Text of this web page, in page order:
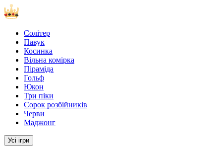
Солітер
Павук
Косинка
Вільна комірка
Піраміда
Гольф
Юкон
Три піки
Сорок розбійників
Черви
Маджонг
Усі ігри